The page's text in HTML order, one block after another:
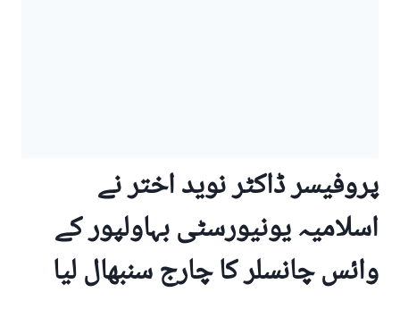
پروفیسر ڈاکٹر نوید اختر نے
اسلامیہ یونیورسٹی بہاولپور کے
وائس چانسلر کا چارج سنبھال لیا